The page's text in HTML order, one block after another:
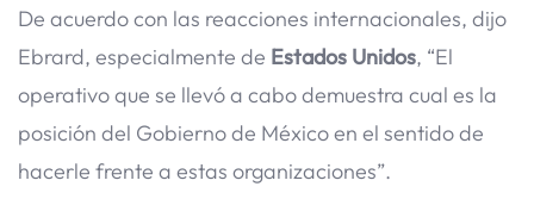
De acuerdo con las reacciones internacionales, dijo
Ebrard, especialmente de Estados Unidos, “El
operativo que se llevó a cabo demuestra cual es la
posición del Gobierno de México en el sentido de
hacerle frente a estas organizaciones”.